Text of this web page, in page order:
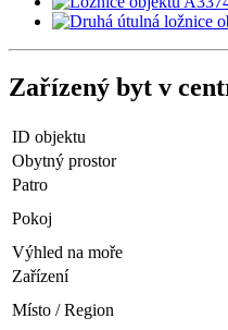
Zařízený byt v
ID objektu
Obytný prostor
Patro
Pokoj
Výhled na moře
Zařízení
Místo / Region